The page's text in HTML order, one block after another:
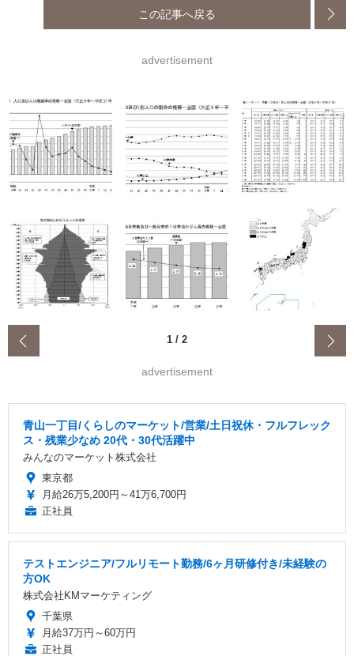
この記事へ戻る
advertisement
1 / 2
advertisement
青山一丁目/くらしのマーケット/営業/土日祝休・フルフレック
ス・残業少なめ 20代・30代活躍中
みんなのマーケット株式会社
東京都
月給26万5,200円～41万6,700円
正社員
テストエンジニア/フルリモート勤務/6ヶ月研修付き/未経験の
方OK
株式会社KMマーケティング
千葉県
月給37万円～60万円
正社員